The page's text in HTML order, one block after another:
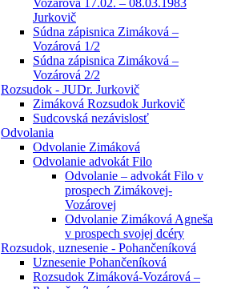
Jurkovič
Súdna zápisnica Zimáková –
Vozárová 1/2
Súdna zápisnica Zimáková –
Vozárová 2/2
Rozsudok - JUDr. Jurkovič
Zimáková Rozsudok Jurkovič
Sudcovská nezávislosť
Odvolania
Odvolanie Zimáková
Odvolanie advokát Filo
Odvolanie – advokát Filo v
prospech Zimákovej-
Vozárovej
Odvolanie Zimáková Agneša
v prospech svojej dcéry
Rozsudok, uznesenie - Pohančeníková
Uznesenie Pohančeníková
Rozsudok Zimáková-Vozárová –